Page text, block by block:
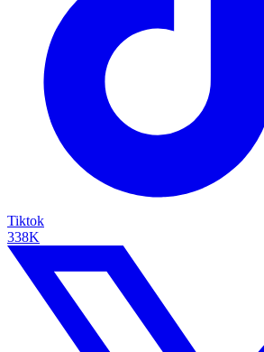
Tiktok
338K